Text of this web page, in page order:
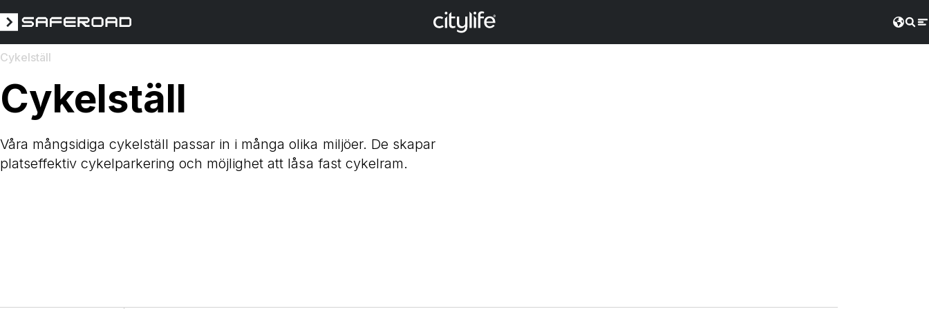
Cykelställ
Cykelställ
Våra mångsidiga cykelställ passar in i många olika miljöer. De skapar
platseffektiv cykelparkering och möjlighet att låsa fast cykelram.